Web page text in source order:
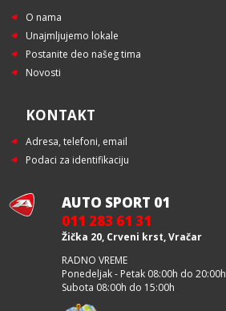
O nama
Unajmljujemo lokale
Postanite deo našeg tima
Novosti
KONTAKT
Adresa, telefoni, email
Podaci za identifikaciju
AUTO SPORT 01
011 283 61 31
Žička 20, Crveni krst, Vračar
RADNO VREME
Ponedeljak - Petak 08:00h do 20:00h
Subota 08:00h do 15:00h